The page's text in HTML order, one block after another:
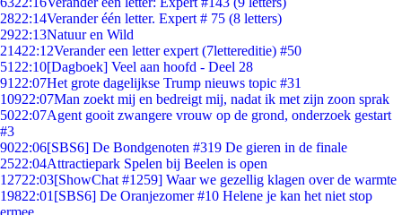
2822:14Verander één letter. Expert # 75 (8 letters)
2922:13Natuur en Wild
21422:12Verander een letter expert (7lettereditie) #50
51 22:10[Dagboek] Veel aan hoofd - Deel 28
91 22:07Het grote dagelijkse Trump nieuws topic #31
10922:07Man zoekt mij en bedreigt mij, nadat ik met zijn zoon sprak
5022:07Agent gooit zwangere vrouw op de grond, onderzoek gestart
#3
9022:06[SBS6] De Bondgenoten #319 De gieren in de finale
2522:04Attractiepark Spelen bij Beelen is open
12722:03[ShowChat #1259] Waar we gezellig klagen over de warmte
19822:01 [SBS6] De Oranjezomer #10 Helene je kan het niet stop
ermee